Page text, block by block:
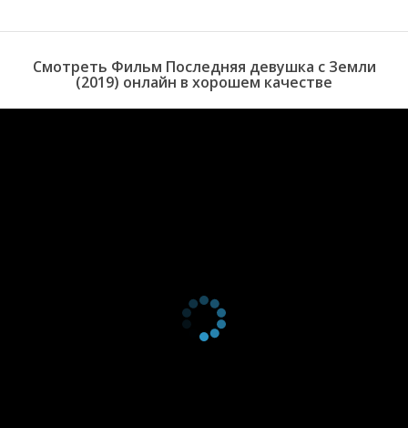
Смотреть Фильм Последняя девушка с Земли
(2019) онлайн в хорошем качестве